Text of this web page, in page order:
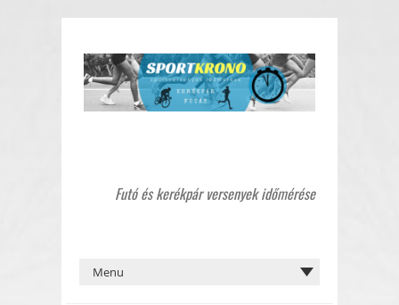
Futó és kerékpár versenyek időmérése